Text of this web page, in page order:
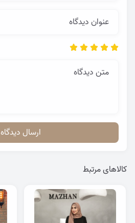
عنوان دیدگاه
متن دیدگاه
ارسال دیدگاه
کالاهای مرتبط